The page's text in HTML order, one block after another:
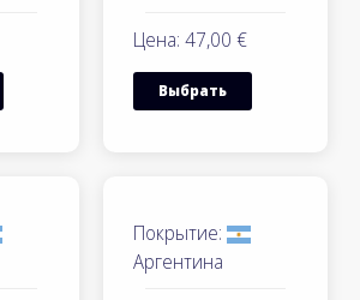
Цена: 47,00 €
Выбрать
Покрытие:
Аргентина